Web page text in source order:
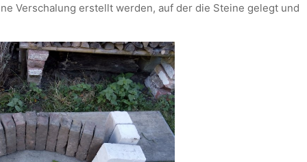
Verschalung erstellt werden, auf der die Steine gelegt und